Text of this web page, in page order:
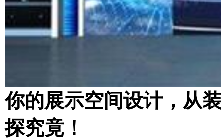
你的展示空间设计，从
探究竟！